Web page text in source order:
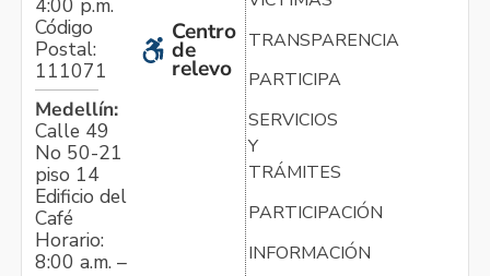
Código
Postal:
111071
Medellín:
Calle 49
No 50-21
piso 14
Edificio del
Café
Horario:
8:00 a.m. –
Centro
de
relevo
TRANSPARENCIA
PARTICIPA
SERVICIOS
Y
TRÁMITES
PARTICIPACIÓN
INFORMACIÓN